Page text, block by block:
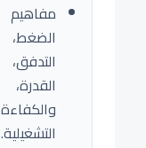
مفاهيم
الضغط،
التدفق،
القدرة،
والكفاءة
التشغيلية.